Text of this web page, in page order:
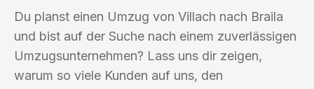
Du planst einen Umzug von Villach nach Braila
und bist auf der Suche nach einem zuverlässigen
Umzugsunternehmen? Lass uns dir zeigen,
warum so viele Kunden auf uns, den